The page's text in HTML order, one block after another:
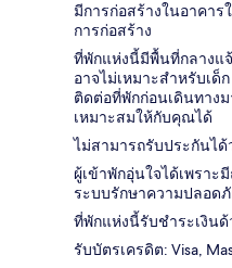
มีการก่อสร้างในอาคาร
การก่อสร้าง
ที่พักแห่งนี้มีพื้นที่กลางแจ้
อาจไม่เหมาะสำหรับเ
ติดต่อที่พักก่อนเดินทาง
เหมาะสมให้กับคุณได้
ไม่สามารถรับประกันได้
ผู้เข้าพักอุ่นใจได้เพรา
ระบบรักษาความปลอด
ที่พักแห่งนี้รับชำระเงิน
รับบัตรเครดิต: Visa,